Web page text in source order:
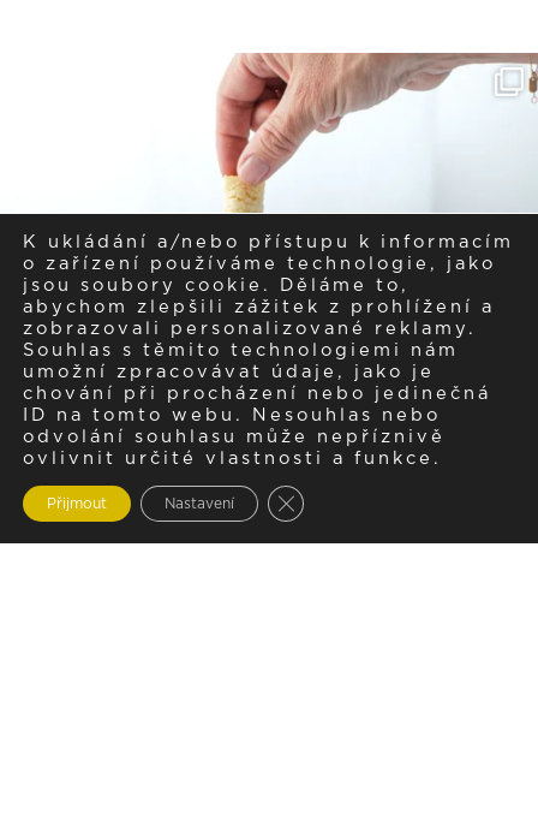
K ukládání a/nebo přístupu k informacím
o zařízení používáme technologie, jako
jsou soubory cookie. Děláme to,
abychom zlepšili zážitek z prohlížení a
zobrazovali personalizované reklamy.
Souhlas s těmito technologiemi nám
umožní zpracovávat údaje, jako je
chování při procházení nebo jedinečná
ID na tomto webu. Nesouhlas nebo
odvolání souhlasu může nepříznivě
ovlivnit určité vlastnosti a funkce.
Přijmout Nastavení Zavřít cookie lištu GDPR